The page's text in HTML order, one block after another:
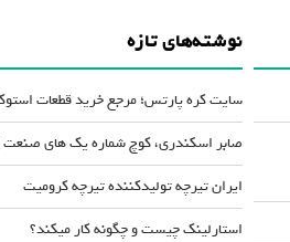
نوشته‌های تازه
سایت کره پارتس؛ مرجع خرید قطعات
صابر اسکندری، کوچ شماره یک های صنعت
ایران تیرچه تولیدکننده تیرچه کرومیت
استارلینک چیست و چگونه کار میکند؟